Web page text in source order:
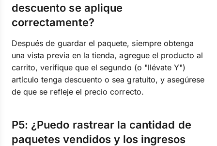
descuento se aplique
correctamente?
Después de guardar el paquete, siempre obtenga
una vista previa en la tienda, agregue el producto al
carrito, verifique que el segundo (o "llévate Y")
artículo tenga descuento o sea gratuito, y asegúrese
de que se refleje el precio correcto.
P5: ¿Puedo rastrear la cantidad de
paquetes vendidos y los ingresos